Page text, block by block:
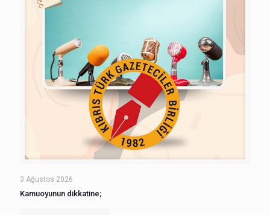
3 Ağustos 2026
Kamuoyunun dikkatine;